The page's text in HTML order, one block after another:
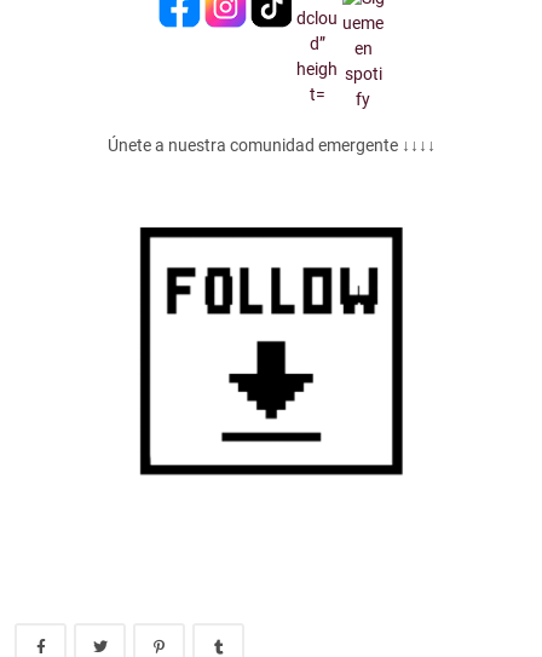
Únete a nuestra comunidad emergente ↓↓↓↓